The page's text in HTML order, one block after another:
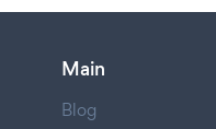
Main
Blog